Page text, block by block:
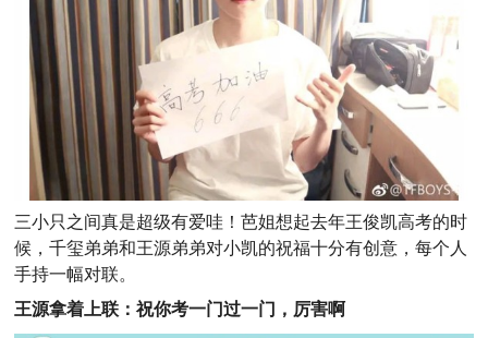
三小只之间真是超级有爱哇！芭姐想起去年王俊凯高考的时
候，千玺弟弟和王源弟弟对小凯的祝福十分有创意，每个人
手持一幅对联。
王源拿着上联：祝你考一门过一门，厉害啊